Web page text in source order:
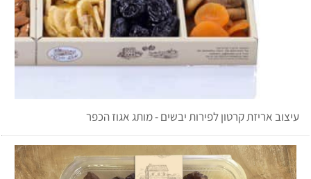
עיצוב אריזת קרטון לפירות יבשים - מותג אגוז הכפר